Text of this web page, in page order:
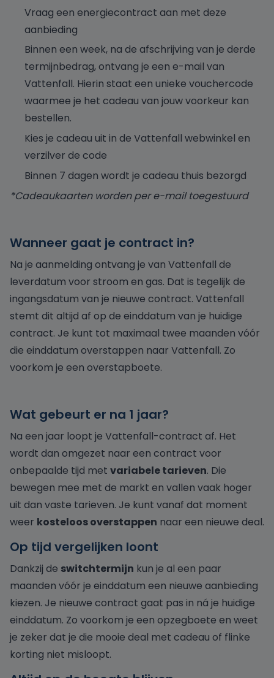
Vraag een energiecontract aan met deze
aanbieding
Binnen een week, na de afschrijving van je derde
termijnbedrag, ontvang je een e-mail van
Vattenfall. Hierin staat een unieke vouchercode
waarmee je het cadeau van jouw voorkeur kan
bestellen.
Kies je cadeau uit in de Vattenfall webwinkel en
verzilver de code
Binnen 7 dagen wordt je cadeau thuis bezorgd
*Cadeaukaarten worden per e-mail toegestuurd
Wanneer gaat je contract in?
Na je aanmelding ontvang je van Vattenfall de
leverdatum voor stroom en gas. Dat is tegelijk de
ingangsdatum van je nieuwe contract. Vattenfall
stemt dit altijd af op de einddatum van je huidige
contract. Je kunt tot maximaal twee maanden vóór
die einddatum overstappen naar Vattenfall. Zo
voorkom je een overstapboete.
Wat gebeurt er na 1 jaar?
Na een jaar loopt je Vattenfall-contract af. Het
wordt dan omgezet naar een contract voor
onbepaalde tijd met variabele tarieven. Die
bewegen mee met de markt en vallen vaak hoger
uit dan vaste tarieven. Je kunt vanaf dat moment
weer kosteloos overstappen naar een nieuwe deal.
Op tijd vergelijken loont
Dankzij de switchtermijn kun je al een paar
maanden vóór je einddatum een nieuwe aanbieding
kiezen. Je nieuwe contract gaat pas in ná je huidige
einddatum. Zo voorkom je een opzegboete en weet
je zeker dat je die mooie deal met cadeau of flinke
korting niet misloopt.